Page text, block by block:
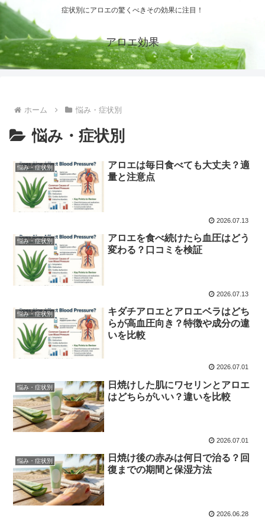
症状別にアロエの驚くべきその効果に注目！
アロエ効果
ホーム 悩み・症状別
悩み・症状別
悩み・症状別
アロエは毎日食べても大丈夫？適
量と注意点
2026.07.13
悩み・症状別
アロエを食べ続けたら血圧はどう
変わる？口コミを検証
2026.07.13
悩み・症状別
キダチアロエとアロエベラはどち
らが高血圧向き？特徴や成分の違
いを比較
2026.07.01
悩み・症状別
日焼けした肌にワセリンとアロエ
はどちらがいい？違いを比較
2026.07.01
悩み・症状別
日焼け後の赤みは何日で治る？回
復までの期間と保湿方法
2026.06.28